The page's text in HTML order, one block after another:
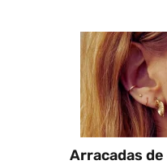
Arracadas